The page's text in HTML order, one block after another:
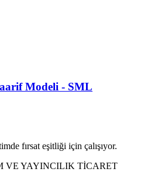
Modeli - SML
fırsat eşitliği için çalışıyor.
VE YAYINCILIK TİCARET